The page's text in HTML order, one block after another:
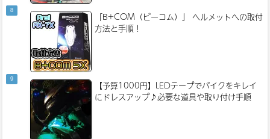
「B+COM（ビーコム）」 ヘルメットへの取付
方法と手順！
【予算1000円】LEDテープでバイクをキレイ
にドレスアップ♪必要な道具や取り付け手順